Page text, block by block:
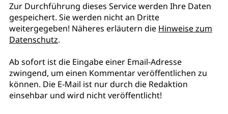
Zur Durchführung dieses Service werden Ihre Daten
gespeichert. Sie werden nicht an Dritte
weitergegeben! Näheres erläutern die Hinweise zum
Datenschutz.
Ab sofort ist die Eingabe einer Email-Adresse
zwingend, um einen Kommentar veröffentlichen zu
können. Die E-Mail ist nur durch die Redaktion
einsehbar und wird nicht veröffentlicht!